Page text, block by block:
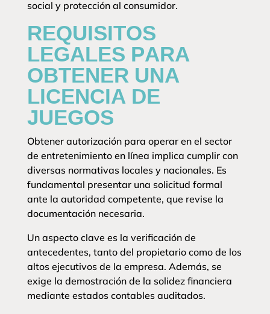
social y protección al consumidor.
REQUISITOS
LEGALES PARA
OBTENER UNA
LICENCIA DE
JUEGOS
Obtener autorización para operar en el sector
de entretenimiento en línea implica cumplir con
diversas normativas locales y nacionales. Es
fundamental presentar una solicitud formal
ante la autoridad competente, que revise la
documentación necesaria.
Un aspecto clave es la verificación de
antecedentes, tanto del propietario como de los
altos ejecutivos de la empresa. Además, se
exige la demostración de la solidez financiera
mediante estados contables auditados.